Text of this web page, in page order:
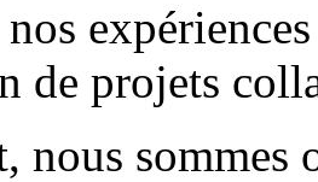
de projets
nous